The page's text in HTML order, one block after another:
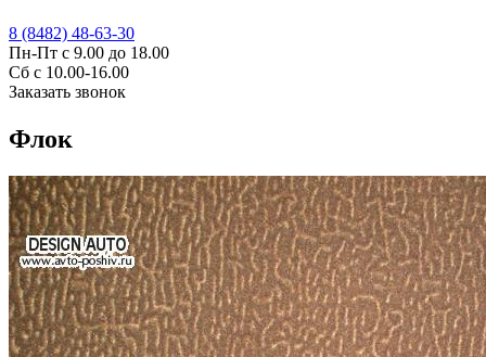
8 (8482) 48-63-30
Пн-Пт с 9.00 до 18.00
Сб с 10.00-16.00
Заказать звонок
Флок